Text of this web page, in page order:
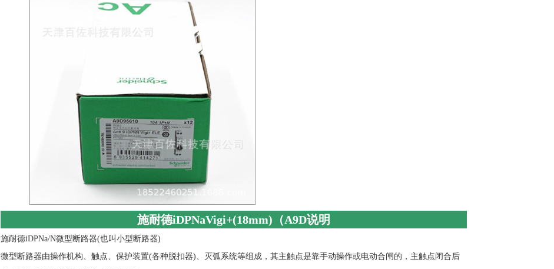
施耐德iDPNaVigi+(18mm)（A9D说明
施耐德iDPNa/N微型断路器(也叫小型断路器)
微型断路器由操作机构、触点、保护装置(各种脱扣器)、灭弧系统等组成，其主触点是靠手动操作或电动合闸的，主触点闭合后